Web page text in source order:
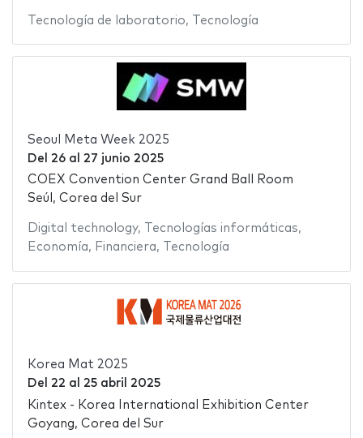
Tecnología de laboratorio, Tecnología
Seoul Meta Week 2025
Del 26al 27 junio 2025
COEX Convention Center Grand Ball Room
Seúl, Corea del Sur
Digital technology, Tecnologías informáticas,
Economía, Financiera, Tecnología
Korea Mat 2025
Del 22 al 25 abril 2025
Kintex - Korea International Exhibition Center
Goyang, Corea del Sur